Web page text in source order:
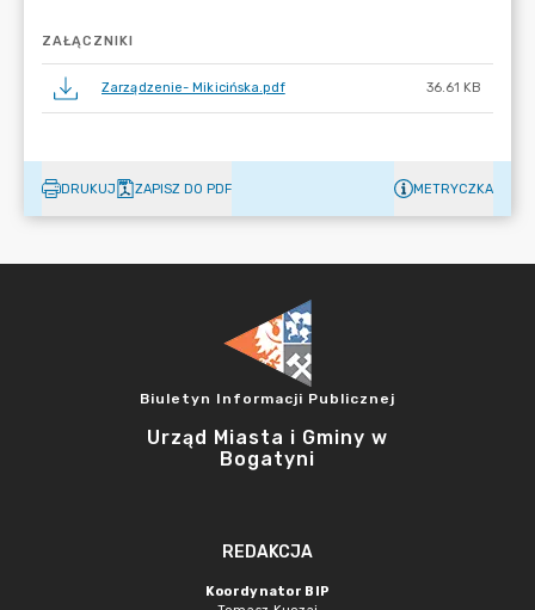
ZAŁĄCZNIKI
Zarządzenie- Mikicińska.pdf 36.61 KB
DRUKUJ ZAPISZ DO PDF METRYCZKA
Biuletyn Informacji Publicznej
Urząd Miasta i Gminy w
Bogatyni
REDAKCJA
Koordynator BIP